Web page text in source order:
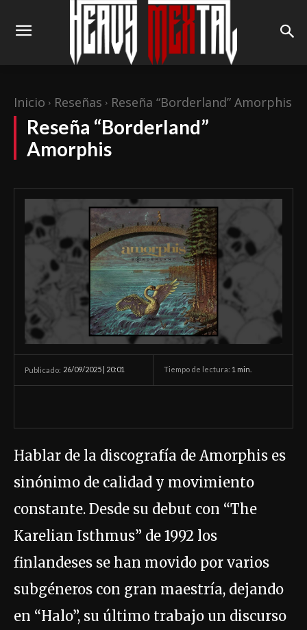
Inicio Reseñas Reseña “Borderland” Amorphis
Reseña “Borderland”
Amorphis
Publicado: 26/09/2025 | 20:01 Tiempo de lectura: 1 min.
Hablar de la discografía de Amorphis es
sinónimo de calidad y movimiento
constante. Desde su debut con “The
Karelian Isthmus” de 1992 los
finlandeses se han movido por varios
subgéneros con gran maestría, dejando
en “Halo”, su último trabajo un discurso